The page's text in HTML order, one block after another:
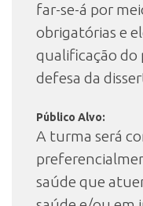
far-se-á por
obrigatórias e
qualificação do
defesa da
Público Alvo:
A turma será
saúde que